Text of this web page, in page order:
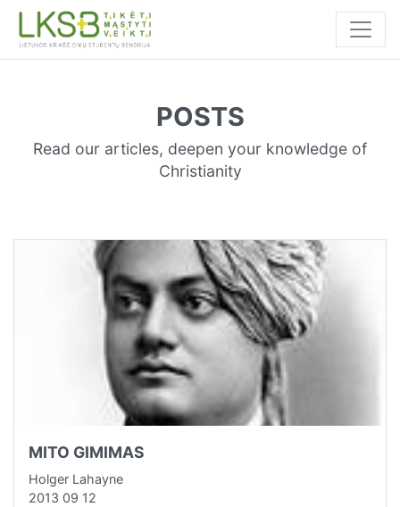
POSTS
Read our articles, deepen your knowledge of
Christianity
MITO GIMIMAS
Holger Lahayne
2013 09 12